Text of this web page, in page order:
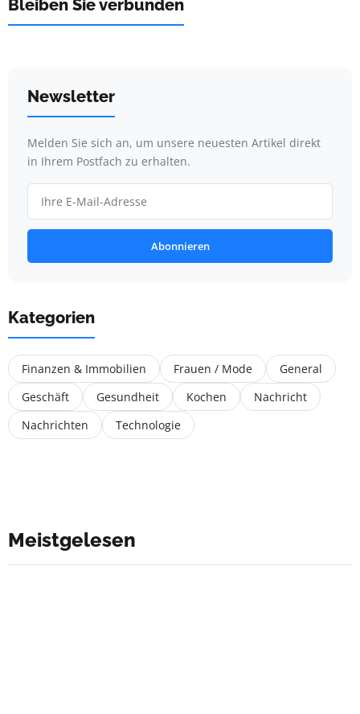
Bleiben Sie verbunden
Newsletter
Melden Sie sich an, um unsere neuesten Artikel direkt
in Ihrem Postfach zu erhalten.
Abonnieren
Kategorien
Finanzen & Immobilien Frauen / Mode
General
Geschäft
Gesundheit Kochen
Nachricht
Nachrichten
Technologie
Meistgelesen